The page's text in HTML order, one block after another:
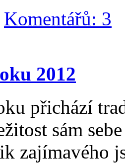
Komentářů: 3
2012
přichází
sám
zajímavého